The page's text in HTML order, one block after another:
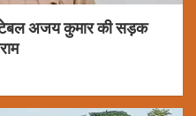
अजय कुमार की सड़क